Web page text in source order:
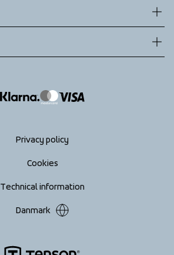
Privacy policy
Cookies
Technical information
Danmark